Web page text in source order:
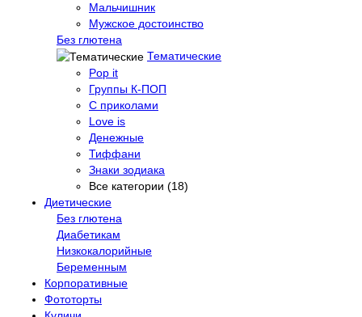
Мальчишник
Мужское достоинство
Без глютена
Тематические
Pop it
Группы К-ПОП
С приколами
Love is
Денежные
Тиффани
Знаки зодиака
Все категории (18)
Диетические
Без глютена
Диабетикам
Низкокалорийные
Беременным
Корпоративные
Фототорты